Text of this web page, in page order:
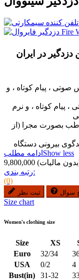
در ایران
، پیام کوتاه ، و
، پیام کوتاه ، و نرم
بصورت مجرا (از
بیرونی دستگاه
ادامه مطلب Show less
مالیات)
رتبه بندی:
(0)
ثبت نظر سوال
Size chart
Women's clothing size
Size XS
Euro
32/34
USA
0/2 4
Bust(in)
31-32